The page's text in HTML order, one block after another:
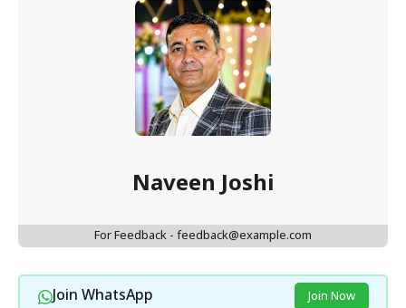
Naveen Joshi
For Feedback - feedback@example.com
Join WhatsApp Join Now